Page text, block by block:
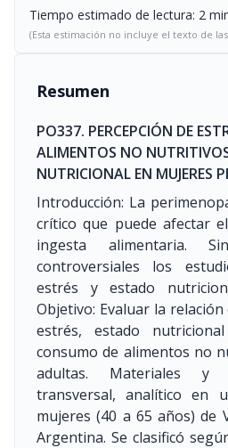
Tiempo estimado de lectura: 2
(Esta estimación no incluye el texto de
Resumen
PO337. PERCEPCIÓN DE
ALIMENTOS NO
NUTRICIONAL EN MUJERES
Introducción: La
crítico que puede afectar
ingesta alimentaria.
controversiales los
estrés y estado
Objetivo: Evaluar la
estrés, estado
consumo de alimentos no
adultas. Materiales y
transversal, analítico en
mujeres (40 a 65 años) de
Argentina. Se clasificó